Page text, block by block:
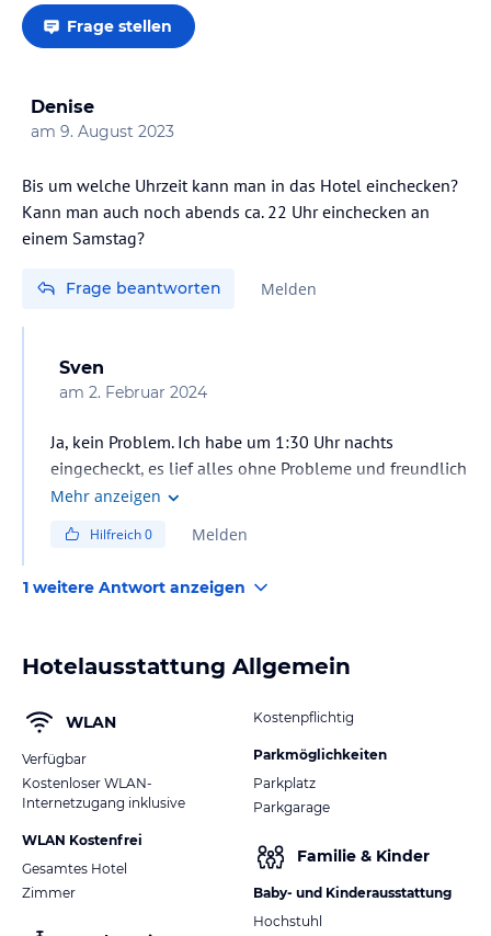
Frage stellen
Denise
am 9. August 2023
Bis um welche Uhrzeit kann man in das Hotel einchecken?
Kann man auch noch abends ca. 22 Uhr einchecken an
einem Samstag?
Frage beantworten Melden
Sven
am 2. Februar 2024
Ja, kein Problem. Ich habe um 1:30 Uhr nachts
eingecheckt, es lief alles ohne Probleme und freundlich
ab. Rezeption ist 24 Std. besetzt.
Mehr anzeigen
Hilfreich0 Melden
1 weitere Antwort anzeigen
Hotelausstattung Allgemein
WLAN
Verfügbar
Kostenloser WLAN-
Internetzugang inklusive
WLAN Kostenfrei
Gesamtes Hotel
Zimmer
Kostenpflichtig
Parkmöglichkeiten
Parkplatz
Parkgarage
Familie & Kinder
Baby- und Kinderausstattung
Hochstuhl